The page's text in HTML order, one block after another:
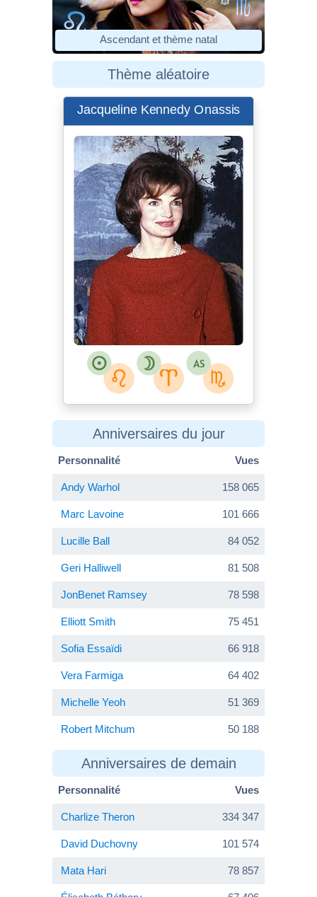
Ascendant et thème natal
Thème aléatoire
Jacqueline Kennedy Onassis
Mrs._Kennedy_in_the_Diplomatic
_Reception_Room.jpg
Nickvaughn49
talk
Mrs._Kennedy_in_the_Diplomatic
_Reception_Room.jpg
Anniversaires du jour
Personnalité Vues
Andy Warhol 158 065
Marc Lavoine 101 666
Lucille Ball 84 052
Geri Halliwell 81 508
JonBenet Ramsey 78 598
Elliott Smith 75 451
Sofia Essaïdi 66 918
Vera Farmiga 64 402
Michelle Yeoh 51 369
Robert Mitchum 50 188
Anniversaires de demain
Personnalité Vues
Charlize Theron 334 347
David Duchovny 101 574
Mata Hari 78 857